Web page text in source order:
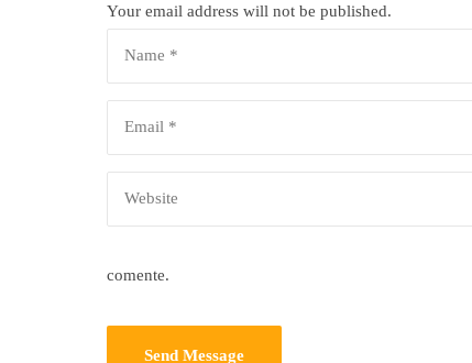
Your email address will not be published.
comente.